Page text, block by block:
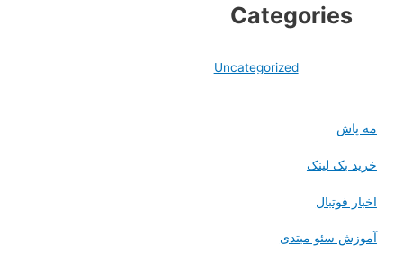
Categories
Uncategorized
مه پاش
خرید بک لینک
اخبار فوتبال
آموزش سئو مبتدی